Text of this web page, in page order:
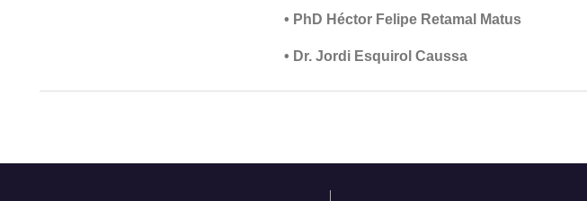
• PhD Héctor Felipe Retamal Matus
• Dr. Jordi Esquirol Caussa